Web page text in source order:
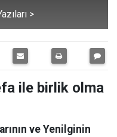
>
ile birlik olma
ve Yenilginin